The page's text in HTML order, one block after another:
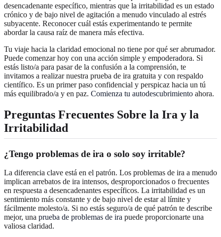
desencadenante específico, mientras que la irritabilidad es un estado
crónico y de bajo nivel de agitación a menudo vinculado al estrés
subyacente. Reconocer cuál estás experimentando te permite
abordar la causa raíz de manera más efectiva.
Tu viaje hacia la claridad emocional no tiene por qué ser abrumador.
Puede comenzar hoy con una acción simple y empoderadora. Si
estás listo/a para pasar de la confusión a la comprensión, te
invitamos a realizar nuestra prueba de ira gratuita y con respaldo
científico. Es un primer paso confidencial y perspicaz hacia un tú
más equilibrado/a y en paz. Comienza tu autodescubrimiento ahora.
Preguntas Frecuentes Sobre la Ira y la
Irritabilidad
¿Tengo problemas de ira o solo soy irritable?
La diferencia clave está en el patrón. Los problemas de ira a menudo
implican arrebatos de ira intensos, desproporcionados o frecuentes
en respuesta a desencadenantes específicos. La irritabilidad es un
sentimiento más constante y de bajo nivel de estar al límite y
fácilmente molesto/a. Si no estás seguro/a de qué patrón te describe
mejor, una prueba de problemas de ira puede proporcionarte una
valiosa claridad.